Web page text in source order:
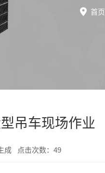
首页
吊车现场作业
成 点击次数：49